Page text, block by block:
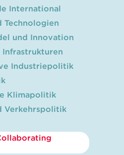
International
Technologien
und Innovation
Infrastrukturen
Industriepolitik
Klimapolitik
Verkehrspolitik